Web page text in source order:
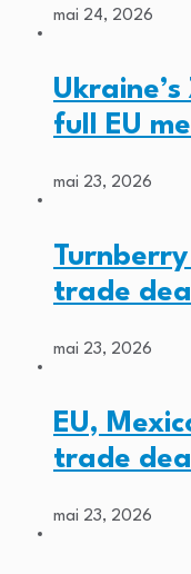
mai 24, 2026
full EU
mai 23, 2026
Turnberry
trade
mai 23, 2026
EU,
trade
mai 23, 2026